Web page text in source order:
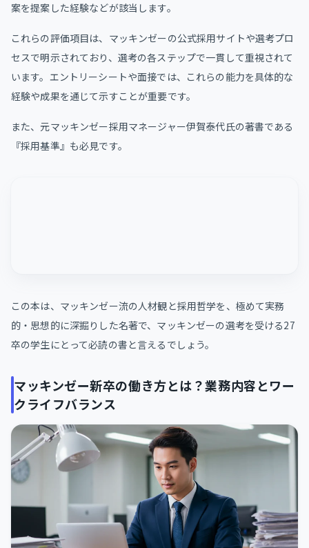
案を提案した経験などが該当します。​
これらの評価項目は、マッキンゼーの公式採用サイトや選考プロ
セスで明示されており、選考の各ステップで一貫して重視されて
います。​エントリーシートや面接では、これらの能力を具体的な
経験や成果を通じて示すことが重要です。
また、元マッキンゼー採用マネージャー伊賀泰代氏の著書である
『採用基準』も必見です。
この本は、マッキンゼー流の人材観と採用哲学を、極めて実務
的・思想的に深掘りした名著で、マッキンゼーの選考を受ける27
卒の学生にとって必読の書と言えるでしょう。
マッキンゼー新卒の働き方とは？業務内容とワー
クライフバランス